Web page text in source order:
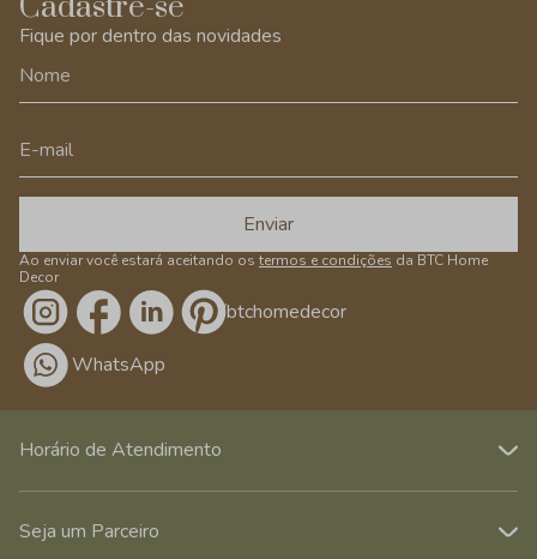
Fique por dentro das novidades
Enviar
Ao enviar você estará aceitando os termos e condições da BTC Home
Decor
/btchomedecor
WhatsApp
Horário de Atendimento
Seja um Parceiro